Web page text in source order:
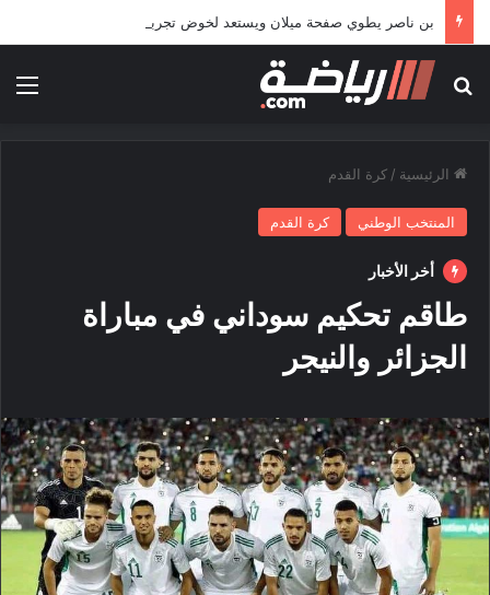
بحث عن
الرئيسية / كرة القدم
المنتخب الوطني كرة القدم
أخر الأخبار
طاقم تحكيم سوداني في مباراة
الجزائر والنيجر